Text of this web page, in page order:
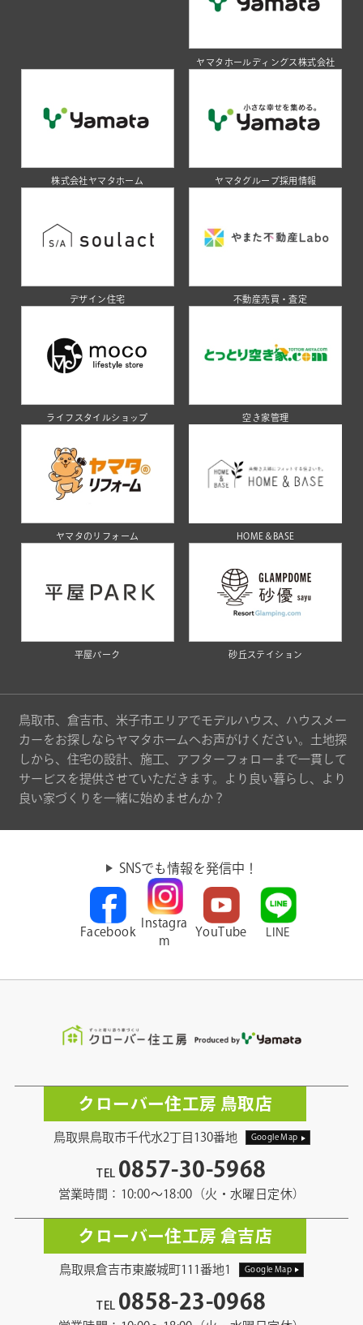
ヤマタホールディングス株式会社
株式会社ヤマタホーム ヤマタグループ採用情報
デザイン住宅 不動産売買・査定
ライフスタイルショップ 空き家管理
ヤマタのリフォーム HOME＆BASE
平屋パーク 砂丘ステイション
鳥取市、倉吉市、米子市エリアでモデルハウス、ハウスメー
カーをお探しならヤマタホームへお声がけください。土地探
しから、住宅の設計、施工、アフターフォローまで一貫して
サービスを提供させていただきます。より良い暮らし、より
良い家づくりを一緒に始めませんか？
SNSでも情報を発信中！
Facebook
Instagra
m
YouTube LINE
クローバー住工房 鳥取店
鳥取県鳥取市千代水2丁目130番地 Google Map
TEL 0857-30-5968
営業時間：10:00〜18:00（火・水曜日定休）
クローバー住工房 倉吉店
鳥取県倉吉市東巌城町111番地1 Google Map
TEL 0858-23-0968